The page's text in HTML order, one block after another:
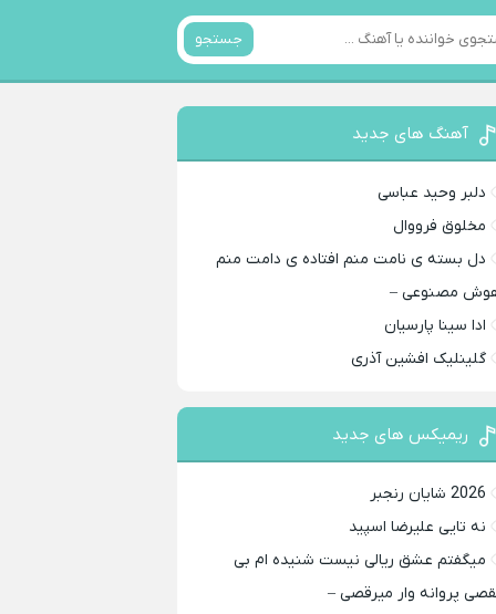
جستجو
آهنگ های جدید
دلبر وحید عباسی
مخلوق فرووال
دل بسته ی نامت منم افتاده ی دامت منم
مصنوعی –
ادا سینا پارسیان
گلینلیک افشین آذری
ریمیکس های جدید
2026 شایان رنجبر
نه تایی علیرضا اسپید
میگفتم عشق ریالی نیست شنیده ام بی
پروانه وار میرقصی –